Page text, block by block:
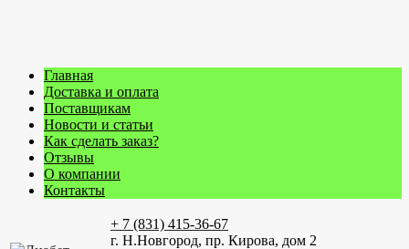
Главная
Доставка и оплата
Поставщикам
Новости и статьи
Как сделать заказ?
Отзывы
О компании
Контакты
+ 7 (831) 415-36-67
г. Н.Новгород, пр. Кирова, дом 2